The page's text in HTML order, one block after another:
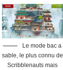
Le mode bac a
sable, le plus connu de
Scribblenauts mais